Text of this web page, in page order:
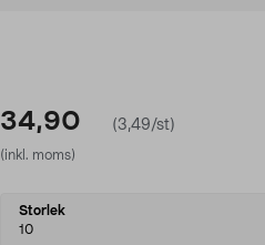
34,90 (3,49/st)
(inkl. moms)
Select
variant
Storlek
10